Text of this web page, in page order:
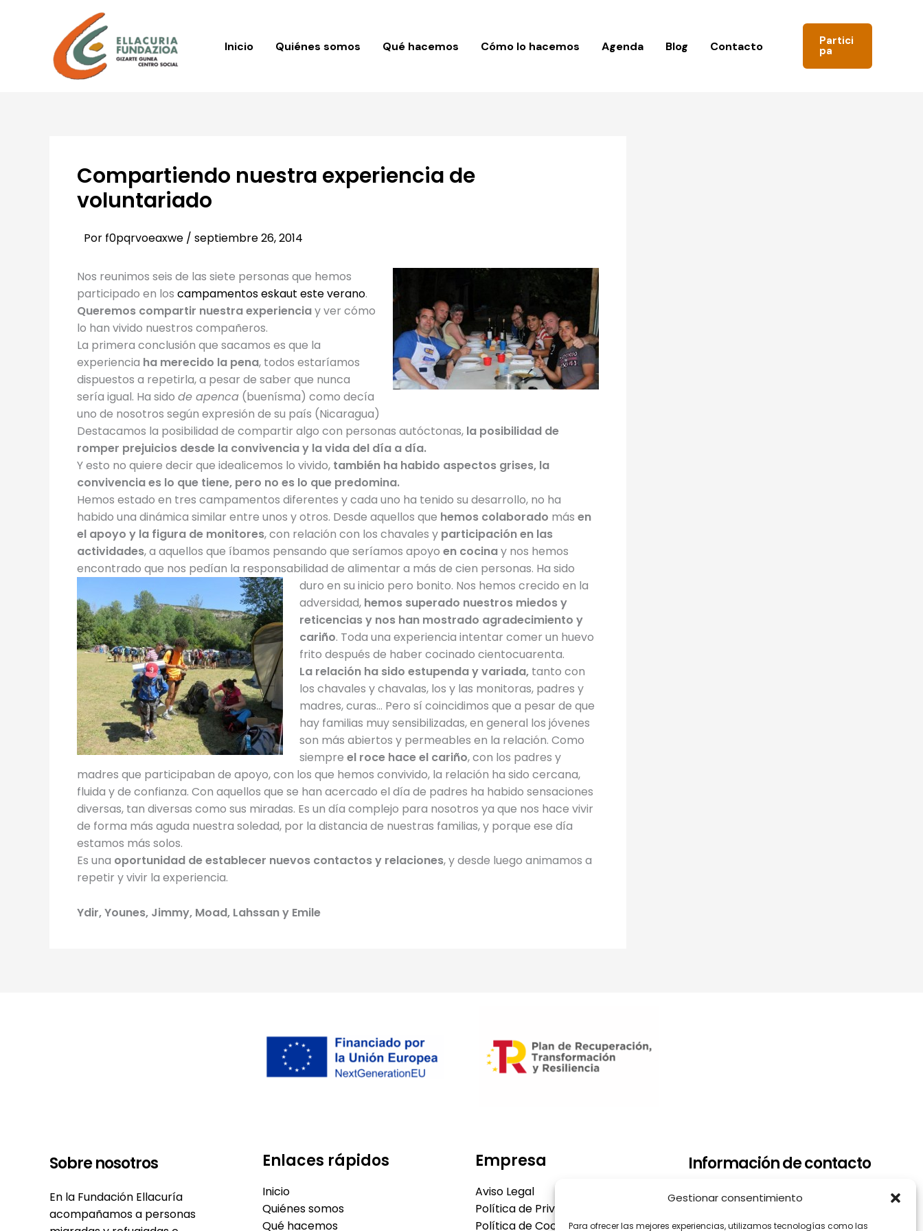
Gestionar consentimiento
Para ofrecer las mejores experiencias, utilizamos tecnologías como las
Inicio Quiénes somos Qué hacemos Cómo lo hacemos Agenda Blog Contacto Partici
pa
Compartiendo nuestra experiencia de
voluntariado
Por f0pqrvoeaxwe / septiembre 26, 2014
Nos reunimos seis de las siete personas que hemos
participado en los campamentos eskaut este verano.
Queremos compartir nuestraexperienciay ver cómo
lo han vivido nuestros compañeros.
La primera conclusión que sacamos es que la
experiencia ha merecido la pena, todos estaríamos
dispuestos a repetirla, a pesar de saber que nunca
sería igual. Ha sido de apenca (buenísma) como decía
uno de nosotros según expresión de su país (Nicaragua)
Destacamos la posibilidad de compartir algo con personas autóctonas, la posibilidad de
romper prejuicios desde la convivencia y la vida del día a día.
Y esto no quiere decir que idealicemos lo vivido, también ha habido aspectos grises, la
convivencia es lo que tiene, pero no es lo que predomina.
Hemos estado en tres campamentos diferentes y cada uno ha tenido su desarrollo, no ha
habido una dinámica similar entre unos y otros. Desde aquellos que hemos colaborado más en
el apoyo y la figura de monitores, con relación con los chavales y participación en las
actividades, a aquellos que íbamos pensando que seríamos apoyo en cocinay nos hemos
encontrado que nos pedían la responsabilidad de alimentar a más de cien personas. Ha sido
duro en su inicio pero bonito. Nos hemos crecido en la
adversidad, hemos superado nuestros miedos y
reticencias y nos han mostrado agradecimiento y
cariño. Toda una experiencia intentar comer un huevo
frito después de haber cocinado cientocuarenta.
La relación ha sido estupenda y variada, tanto con
los chavales y chavalas, los y las monitoras, padres y
madres, curas… Pero sí coincidimos que a pesar de que
hay familias muy sensibilizadas, en general los jóvenes
son más abiertos y permeables en la relación. Como
siempre el roce hace el cariño, con los padres y
madres que participaban de apoyo, con los que hemos convivido, la relación ha sido cercana,
fluida y de confianza. Con aquellos que se han acercado el día de padres ha habido sensaciones
diversas, tan diversas como sus miradas. Es un día complejo para nosotros ya que nos hace vivir
de forma más aguda nuestra soledad, por la distancia de nuestras familias, y porque ese día
estamos más solos.
Es una oportunidad de establecer nuevos contactos y relaciones, y desde luego animamos a
repetir y vivir la experiencia.
Ydir, Younes, Jimmy, Moad, Lahssan y Emile
Sobre nosotros
En la Fundación Ellacuría
acompañamos a personas
Enlaces rápidos
Inicio
Quiénes somos
Qué hacemos
Empresa
Aviso Legal
Política de Privacidad
Política de Cookies
Información de contacto
Dirección: Arrupe Etxea C/ Padre